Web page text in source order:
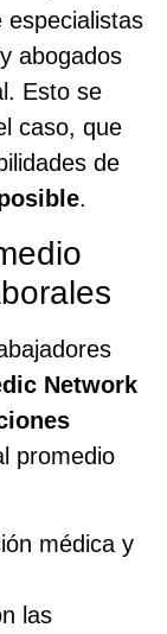
especialistas
abogados
Esto se
caso, que
de
.
Network
promedio
médica y
las